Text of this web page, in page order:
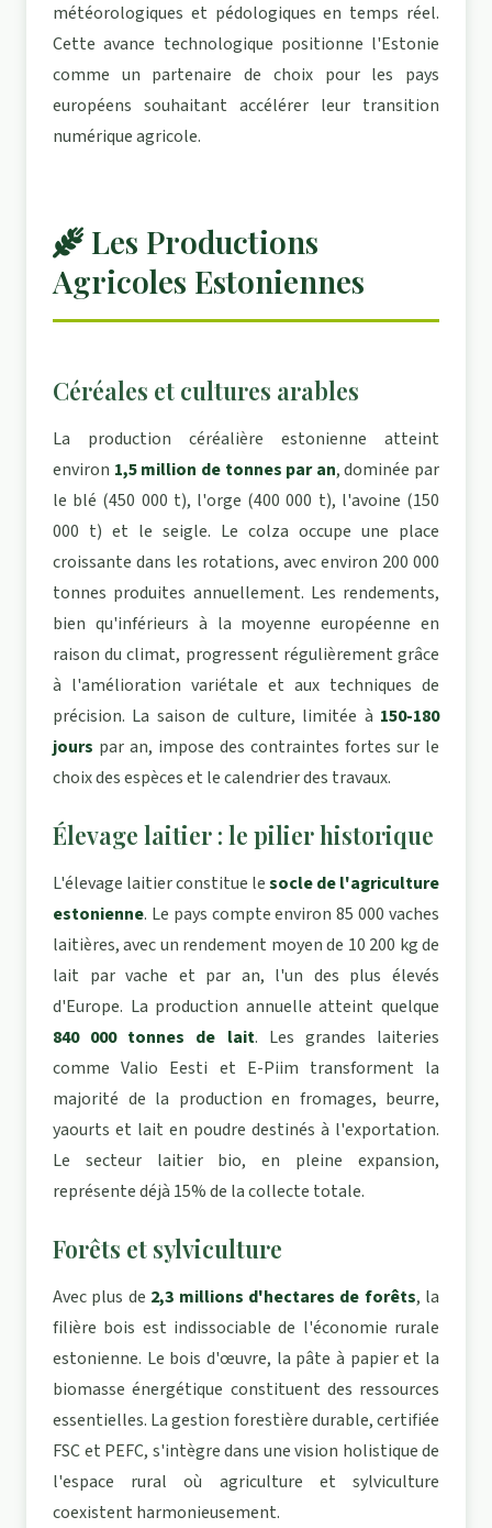
météorologiques et pédologiques en temps réel.
Cette avance technologique positionne l'Estonie
comme un partenaire de choix pour les pays
européens souhaitant accélérer leur transition
numérique agricole.
Les Productions
Agricoles Estoniennes
Céréales et cultures arables
La production céréalière estonienne atteint
environ 1,5 million de tonnes par an, dominée par
le blé (450 000 t), l'orge (400 000 t), l'avoine (150
000 t) et le seigle. Le colza occupe une place
croissante dans les rotations, avec environ 200 000
tonnes produites annuellement. Les rendements,
bien qu'inférieurs à la moyenne européenne en
raison du climat, progressent régulièrement grâce
à l'amélioration variétale et aux techniques de
précision. La saison de culture, limitée à 150-180
jours par an, impose des contraintes fortes sur le
choix des espèces et le calendrier des travaux.
Élevage laitier : le pilier historique
L'élevage laitier constitue lesocle de l'agriculture
estonienne. Le pays compte environ 85 000 vaches
laitières, avec un rendement moyen de 10 200 kg de
lait par vache et par an, l'un des plus élevés
d'Europe. La production annuelle atteint quelque
840 000 tonnes de lait. Les grandes laiteries
comme Valio Eesti et E-Piim transforment la
majorité de la production en fromages, beurre,
yaourts et lait en poudre destinés à l'exportation.
Le secteur laitier bio, en pleine expansion,
représente déjà 15% de la collecte totale.
Forêts et sylviculture
Avec plus de 2,3 millions d'hectares de forêts, la
filière bois est indissociable de l'économie rurale
estonienne. Le bois d'œuvre, la pâte à papier et la
biomasse énergétique constituent des ressources
essentielles. La gestion forestière durable, certifiée
FSC et PEFC, s'intègre dans une vision holistique de
l'espace rural où agriculture et sylviculture
coexistent harmonieusement.